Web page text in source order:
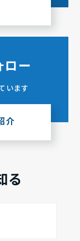
ロー
います
介
る